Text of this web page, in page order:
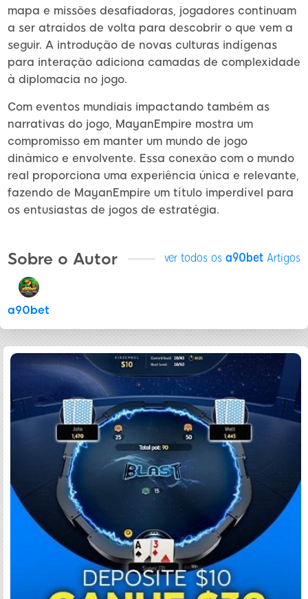
mapa e missões desafiadoras, jogadores continuam
a ser atraídos de volta para descobrir o que vem a
seguir. A introdução de novas culturas indígenas
para interação adiciona camadas de complexidade
à diplomacia no jogo.
Com eventos mundiais impactando também as
narrativas do jogo, MayanEmpire mostra um
compromisso em manter um mundo de jogo
dinâmico e envolvente. Essa conexão com o mundo
real proporciona uma experiência única e relevante,
fazendo de MayanEmpire um título imperdível para
os entusiastas de jogos de estratégia.
Sobre o Autor ver todos os a90bet Artigos
a90bet